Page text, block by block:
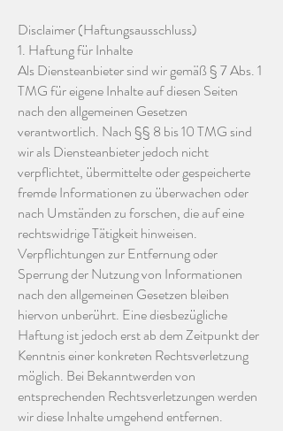
Disclaimer (Haftungsausschluss)
1. Haftung für Inhalte
Als Diensteanbieter sind wir gemäß § 7 Abs. 1
TMG für eigene Inhalte auf diesen Seiten
nach den allgemeinen Gesetzen
verantwortlich. Nach §§ 8 bis 10 TMG sind
wir als Diensteanbieter jedoch nicht
verpflichtet, übermittelte oder gespeicherte
fremde Informationen zu überwachen oder
nach Umständen zu forschen, die auf eine
rechtswidrige Tätigkeit hinweisen.
Verpflichtungen zur Entfernung oder
Sperrung der Nutzung von Informationen
nach den allgemeinen Gesetzen bleiben
hiervon unberührt. Eine diesbezügliche
Haftung ist jedoch erst ab dem Zeitpunkt der
Kenntnis einer konkreten Rechtsverletzung
möglich. Bei Bekanntwerden von
entsprechenden Rechtsverletzungen werden
wir diese Inhalte umgehend entfernen.